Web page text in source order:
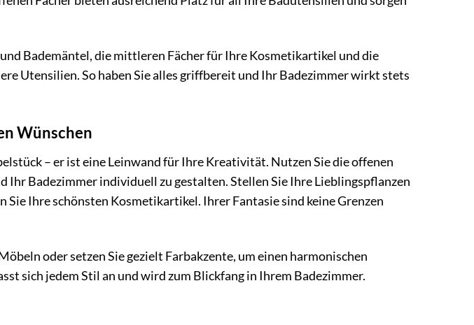
Bademäntel, die mittleren Fächer für Ihre Kosmetikartikel und die
Utensilien. So haben Sie alles griffbereit und Ihr Badezimmer wirkt stets
Wünschen
– er ist eine Leinwand für Ihre Kreativität. Nutzen Sie die offenen
Ihr Badezimmer individuell zu gestalten. Stellen Sie Ihre Lieblingspflanzen
Ihre schönsten Kosmetikartikel. Ihrer Fantasie sind keine Grenzen
oder setzen Sie gezielt Farbakzente, um einen harmonischen
sich jedem Stil an und wird zum Blickfang in Ihrem Badezimmer.